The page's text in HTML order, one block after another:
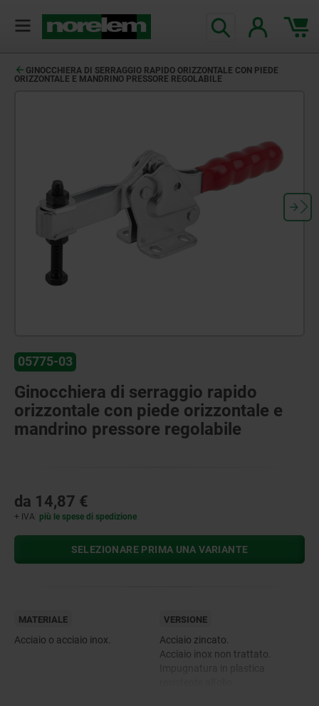
GINOCCHIERA DI SERRAGGIO RAPIDO ORIZZONTALE CON PIEDE
ORIZZONTALE E MANDRINO PRESSORE REGOLABILE
05775-03
Ginocchiera di serraggio rapido
orizzontale con piede orizzontale e
mandrino pressore regolabile
da 14,87 €
+ IVA più le spese di spedizione
SELEZIONARE PRIMA UNA VARIANTE
MATERIALE
Acciaio o acciaio inox.
VERSIONE
Acciaio zincato.
Acciaio inox non trattato.